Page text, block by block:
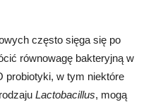
często sięga się po
równowagę bakteryjną w
probiotyki, w tym niektóre
Lactobacillus, mogą